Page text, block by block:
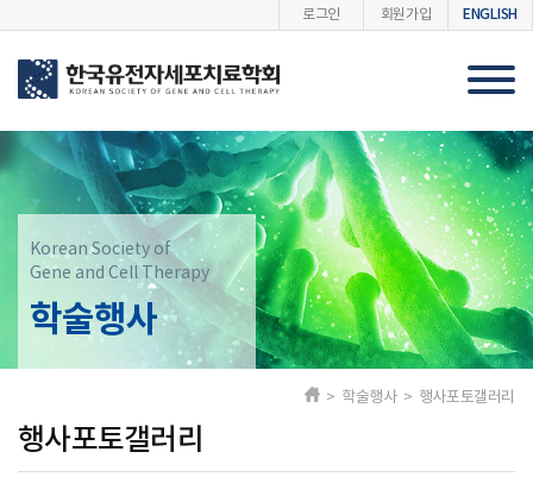
로그인 회원가입 ENGLISH
Korean Society of
Gene and Cell Therapy
학술행사
행사포토갤러리
> 학술행사 > 행사포토갤러리